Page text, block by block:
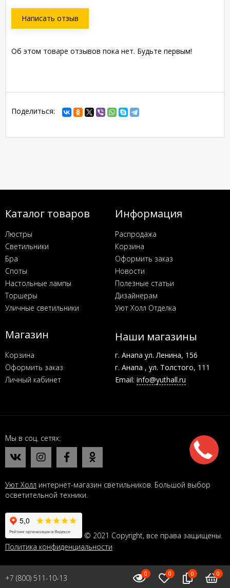
Написать отзыв
Об этом товаре отзывов пока нет. Будьте первым!
Поделиться:
Каталог товаров
Люстры
Светильники
Бра
Споты
Настольные лампы
Торшеры
Уличные светильники
Информация
Распродажа
Корзина
Оформить заказ
Новости
Полезные статьи
Дизайнерам
Уют Холл Отделка
Магазин
Корзина
Оформить заказ
Личный кабинет
Наши магазины
г. Анапа ул. Ленина, 156
г. Анапа , ул. Толстого, 111
Email: info@yuthall.ru
Мы в соц. сетях
Уют Холл интернет-магазин светильников. Большой выбор
осветительной техники.
© 2021 Copyright, все права защищены.
Политика конфиденциальности
0 0 0 0
+7 (800) 511-10-13